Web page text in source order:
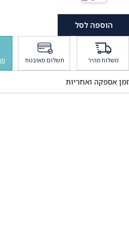
הוספה לסל
משלוח מהיר תשלום מאובטח
זמן אספקה ואחריות